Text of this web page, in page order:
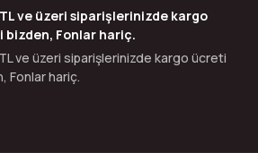
ve üzeri siparişlerinizde kargo
bizden, Fonlar hariç.
ve üzeri siparişlerinizde kargo ücreti
Fonlar hariç.